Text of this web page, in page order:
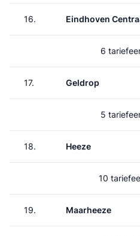
16. Eindhoven
6
17. Geldrop
5
18. Heeze
10
19. Maarheeze